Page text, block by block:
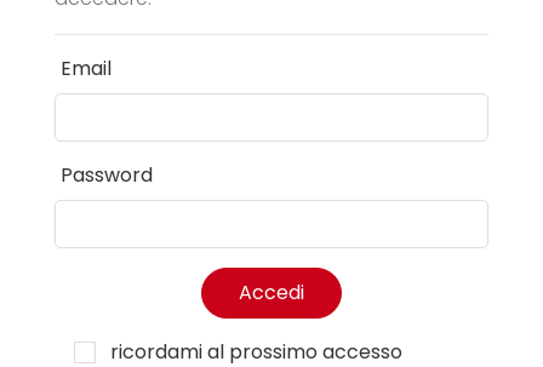
Email
Password
Accedi
ricordami al prossimo accesso